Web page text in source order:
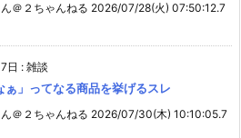
ん＠２ちゃんねる 2026/07/28(火) 07:50:12.7
日 : 雑談
ぁ」ってなる商品を挙げるスレ
ん＠２ちゃんねる 2026/07/30(木) 10:10:05.7